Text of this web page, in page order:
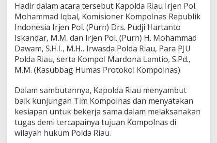
Hadir dalam acara tersebut Kapolda Riau Irjen Pol.
Mohammad Iqbal, Komisioner Kompolnas Republik
Indonesia Irjen Pol. (Purn) Drs. Pudji Hartanto
Iskandar, M.M. dan Irjen Pol. (Purn) H. Mohammad
Dawam, S.H.I., M.H., Irwasda Polda Riau, Para PJU
Polda Riau, serta Kompol Mardona Lamtio, S.Pd.,
M.M. (Kasubbag Humas Protokol Kompolnas).
Dalam sambutannya, Kapolda Riau menyambut
baik kunjungan Tim Kompolnas dan menyatakan
kesiapan untuk bekerja sama dalam melaksanakan
tugas demi tercapainya tujuan Kompolnas di
wilayah hukum Polda Riau.